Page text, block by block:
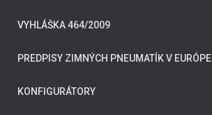
VYHLÁŠKA 464/2009
PREDPISY ZIMNÝCH PNEUMATÍK V EURÓPE
KONFIGURÁTORY